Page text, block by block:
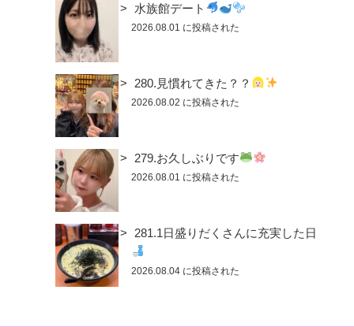
水族館デート
2026.08.01 に投稿された
280.見慣れてきた？？
2026.08.02 に投稿された
279.お久しぶりです
2026.08.01 に投稿された
281.1日盛りだくさんに充実した日
2026.08.04 に投稿された